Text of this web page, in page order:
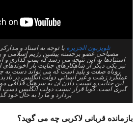
تلویزیون الجزیره با توجه به اسناد و
مصباحی عضو برجسته پیشین رژیم اسلامی و
استنادها به این نتیجه می رسد که بمب گذاری و
نیز یکی دیگر از شاهکارهای جنایت بار آخوندهای
روباه صفت و پلید است که می تواند دست به
عملکرد زشت و غیر انسانی دولت انگلیس در
این جنایت و نسبت دادن آن به سرهنگ قذافی
گیری است. گویا قرار نیست دولت انگلیس دست
بردارد و ما را به حال خود
بازمانده قربانی لاکربی چه می گوید؟